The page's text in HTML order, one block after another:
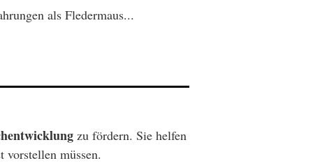
als Fledermaus...
zu fördern. Sie helfen
vorstellen müssen.